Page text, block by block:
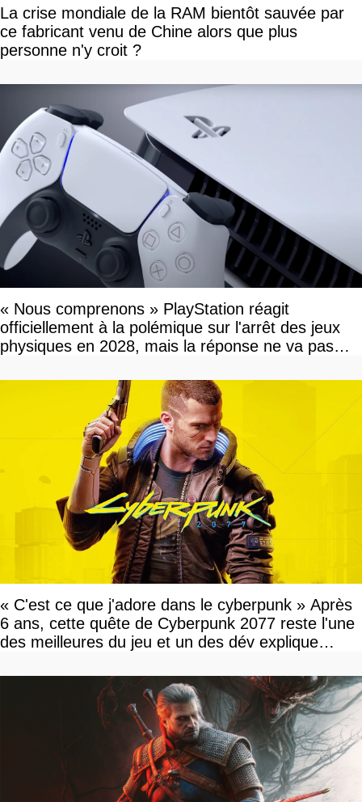
La crise mondiale de la RAM bientôt sauvée par
ce fabricant venu de Chine alors que plus
personne n'y croit ?
« Nous comprenons » PlayStation réagit
officiellement à la polémique sur l'arrêt des jeux
physiques en 2028, mais la réponse ne va pas
« C'est ce que j'adore dans le cyberpunk » Après
6 ans, cette quête de Cyberpunk 2077 reste l'une
des meilleures du jeu et un des dév explique